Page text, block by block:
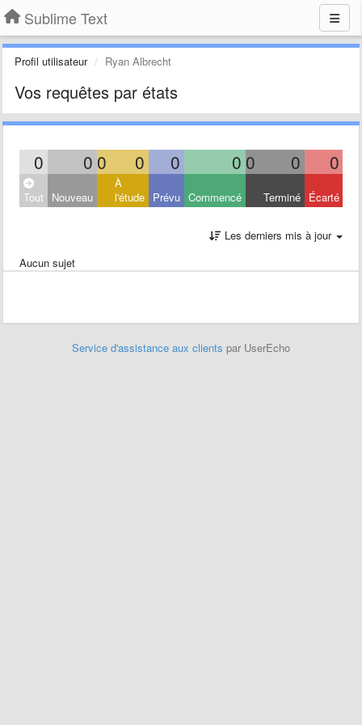
Sublime Text
Profil utilisateur Ryan Albrecht
Vos requêtes par états
0 0 0 0 0 0 0 0 0
Tout Nouveau
À
l'étude Prévu Commencé Terminé Écarté
Les derniers mis à jour
Aucun sujet
Service d'assistance aux clients par UserEcho